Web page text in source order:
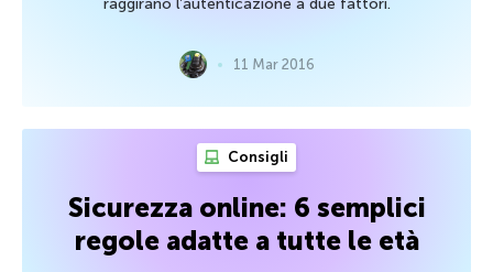
raggirano l’autenticazione a due fattori.
11 Mar 2016
Consigli
Sicurezza online: 6 semplici
regole adatte a tutte le età